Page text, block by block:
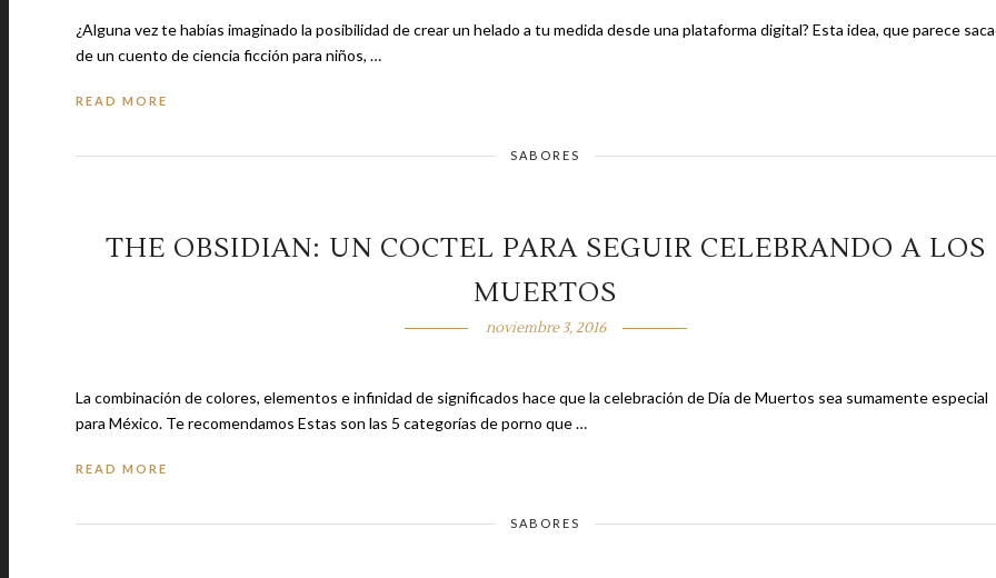
¿Alguna vez te habías imaginado la posibilidad de crear un helado a tu medida desde una plataforma digital? Esta idea, que parece sacada
de un cuento de ciencia ficción para niños, …
READ MORE
SABORES
THE OBSIDIAN: UN COCTEL PARA SEGUIR CELEBRANDO A LOS
MUERTOS
noviembre 3, 2016
La combinación de colores, elementos e infinidad de significados hace que la celebración de Día de Muertos sea sumamente especial
para México. Te recomendamos Estas son las 5 categorías de porno que …
READ MORE
SABORES